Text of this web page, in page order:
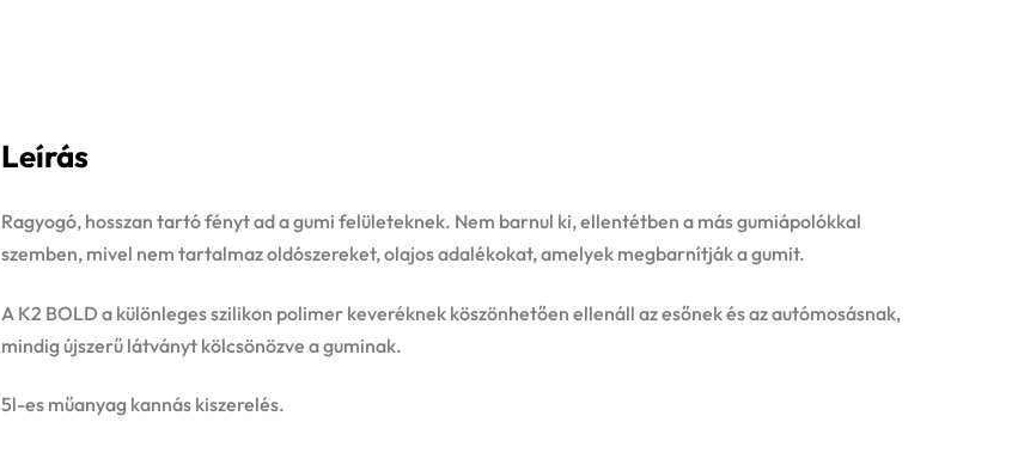
Leírás
Ragyogó, hosszan tartó fényt ad a gumi felületeknek. Nem barnul ki, ellentétben a más gumiápolókkal
szemben, mivel nem tartalmaz oldószereket, olajos adalékokat, amelyek megbarnítják a gumit.
A K2 BOLD a különleges szilikon polimer keveréknek köszönhetően ellenáll az esőnek és az autómosásnak,
mindig újszerű látványt kölcsönözve a guminak.
5l-es műanyag kannás kiszerelés.